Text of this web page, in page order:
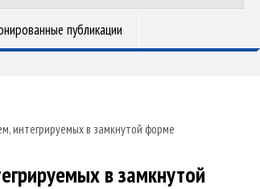
публикации
интегрируемых в замкнутой форме
в замкнутой